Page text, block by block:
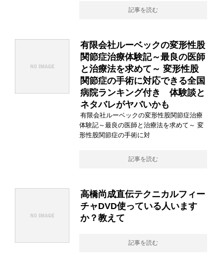
記事を読む
有限会社ルーベックの変形性股
関節症治療体験記～最良の医師
と治療法を求めて～ 変形性股
関節症の手術に対応できる全国
病院ランキング付き 体験談と
ネタバレがヤバいかも
有限会社ルーベックの変形性股関節症治療
体験記～最良の医師と治療法を求めて～ 変
形性股関節症の手術に対
記事を読む
高橋尚成直伝テクニカルフィー
チャDVD使っている人います
か？教えて
記事を読む